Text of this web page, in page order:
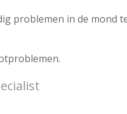
problemen in de mond